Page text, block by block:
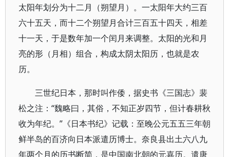
太阳年划分为十二月（朔望月）。一太阳年大约三百
六十五天，而十二个朔望月合计三百五十四天，相差
十一天，于是数年加一个闰月来调整。太阳的光和月
亮的形（月相）组合，构成太阴太阳历，也就是农
历。
三世纪日本，那时叫作倭，据史书《三国志》裴
松之注：“魏略曰，其俗，不知正岁四节，但计春耕秋
收为年纪。”《日本书纪》记载：至晚公元五五三年朝
鲜半岛的百济向日本派遣历博士。奈良县出土六八九
年两个月的历书断简，是中国南北朝的元嘉历。遣唐